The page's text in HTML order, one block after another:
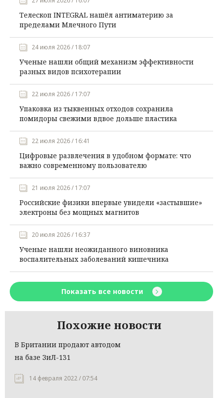
Телескоп INTEGRAL нашёл антиматерию за
пределами Млечного Пути
24 июля 2026 / 18:07
Ученые нашли общий механизм эффективности
разных видов психотерапии
22 июля 2026 / 17:07
Упаковка из тыквенных отходов сохранила
помидоры свежими вдвое дольше пластика
22 июля 2026 / 16:41
Цифровые развлечения в удобном формате: что
важно современному пользователю
21 июля 2026 / 17:07
Российские физики впервые увидели «застывшие»
электроны без мощных магнитов
20 июля 2026 / 16:37
Ученые нашли неожиданного виновника
воспалительных заболеваний кишечника
Показать все новости
Похожие новости
В Британии продают автодом
на базе ЗиЛ-131
14 февраля 2022 / 07:54